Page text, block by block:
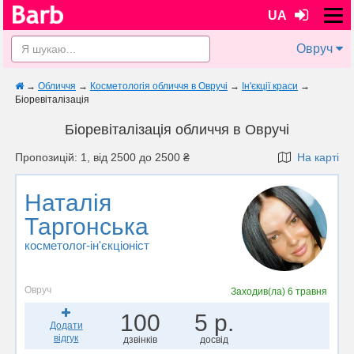
UA
Овруч
→ Обличчя → Косметологія обличчя в Овручі → Ін'єкції краси →
Біоревіталізація
Біоревіталізація обличчя в Овручі
Пропозицій: 1, від 2500 до 2500 ₴ На карті
Наталія
Таргонська
косметолог-ін'єкціоніст
Овруч Заходив(ла) 6 травня
Додати
відгук
100
дзвінків
5 р.
досвід